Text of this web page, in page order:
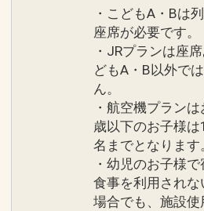
・こどもA・Bは
座席が必要です。
・JRプランは座
どもA・B以外で
ん。
・航空機プラン
歳以下のお子様
名までとなります
・幼児のお子様
食事を利用され
場合でも、施設